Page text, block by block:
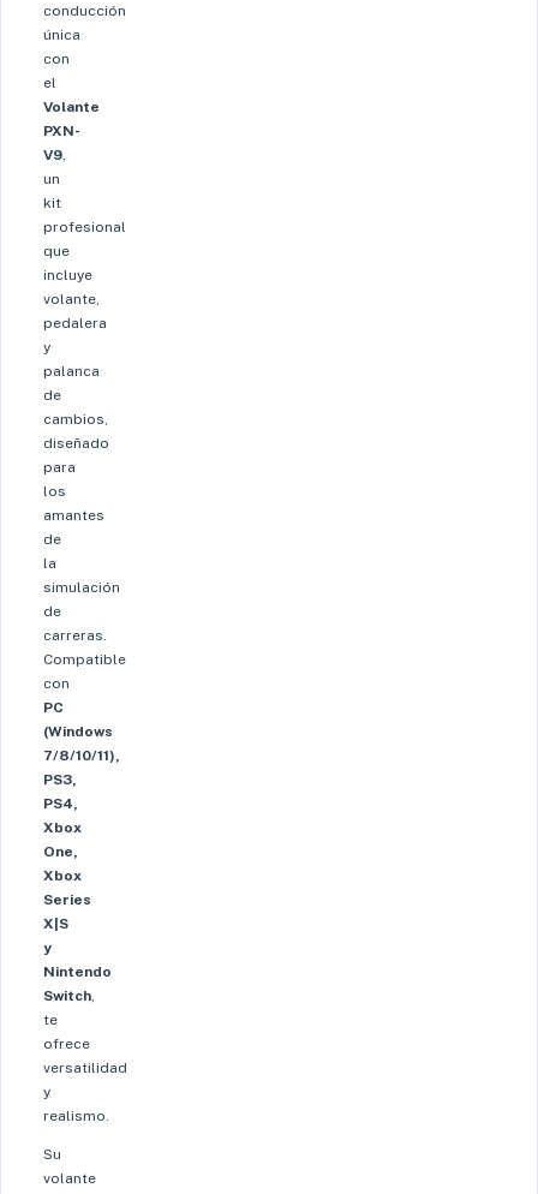
conducción
única
con
el
Volante
PXN-
V9,
un
kit
profesional
que
incluye
volante,
pedalera
y
palanca
de
cambios,
diseñado
para
los
amantes
de
la
simulación
de
carreras.
Compatible
con
PC
(Windows
7/8/10/11),
PS3,
PS4,
Xbox
One,
Xbox
Series
X|S
y
Nintendo
Switch,
te
ofrece
versatilidad
y
realismo.
Su
volante